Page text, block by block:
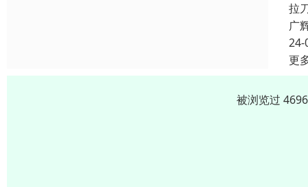
拉
广
24-
更
被浏览过